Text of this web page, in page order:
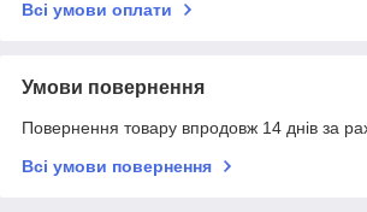
Всі умови оплати
Умови повернення
Повернення товару впродовж 14 днів за
Всі умови повернення